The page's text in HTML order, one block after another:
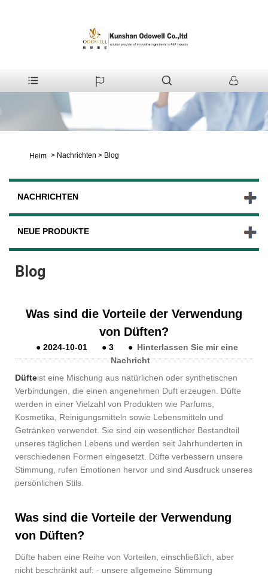
Heim > Nachrichten > Blog
NACHRICHTEN
NEUE PRODUKTE
Blog
Was sind die Vorteile der Verwendung
von Düften?
● 2024-10-01 ● 3 ● Hinterlassen Sie mir eine
Nachricht
Düfteist eine Mischung aus natürlichen oder synthetischen
Verbindungen, die einen angenehmen Duft erzeugen. Düfte
werden in einer Vielzahl von Produkten wie Parfums,
Kosmetika, Reinigungsmitteln sowie Lebensmitteln und
Getränken verwendet. Sie sind ein wesentlicher Bestandteil
unseres täglichen Lebens und werden seit Jahrhunderten in
verschiedenen Formen eingesetzt. Düfte verbessern unsere
Stimmung, rufen Emotionen hervor und sind Ausdruck unseres
persönlichen Stils.
Was sind die Vorteile der Verwendung
von Düften?
Düfte haben eine Reihe von Vorteilen, einschließlich, aber
nicht beschränkt auf: - unsere allgemeine Stimmung